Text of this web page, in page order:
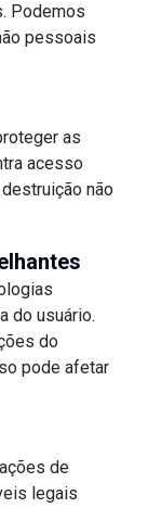
Podemos
pessoais
as
acesso
não
do usuário.
do
pode afetar
de
legais